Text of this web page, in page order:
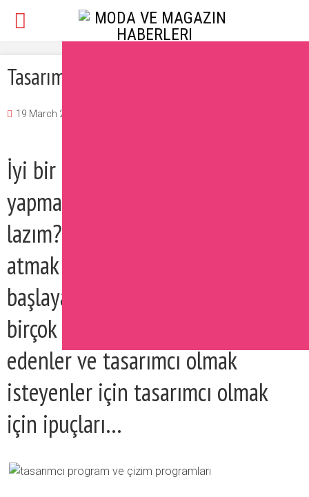
Tasarımcı Olmak İçin İpuçları
19 March 2017
İyi bir tasarımcı olmak için ne
yapmak lazım, nereden başlamak
lazım? Tasarım dünyasına adım
atmak isteyen ve nereden
başlayacağını bilmeyen belki de
birçok kişi var aramızda. İşte merak
edenler ve tasarımcı olmak
isteyenler için tasarımcı olmak
için ipuçları…